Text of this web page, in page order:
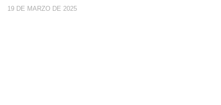
19 DE MARZO DE 2025